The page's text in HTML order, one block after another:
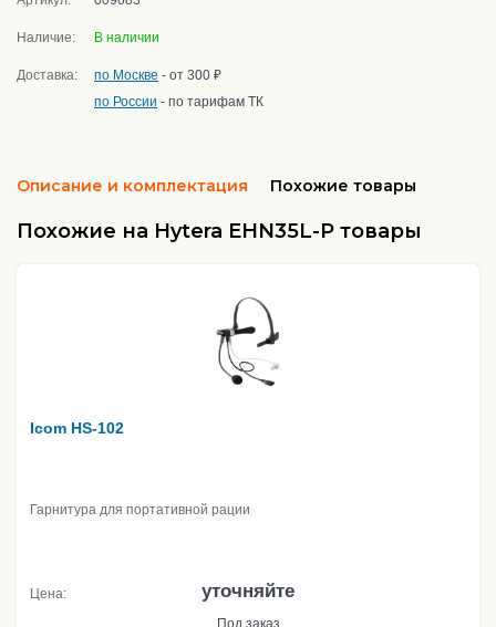
Наличие: В наличии
Доставка: по Москве - от 300 ₽
по России - по тарифам ТК
Описание и комплектация Похожие товары
Похожие на Hytera EHN35L-P товары
Icom HS-102
Гарнитура для портативной рации
Цена: уточняйте
Под заказ